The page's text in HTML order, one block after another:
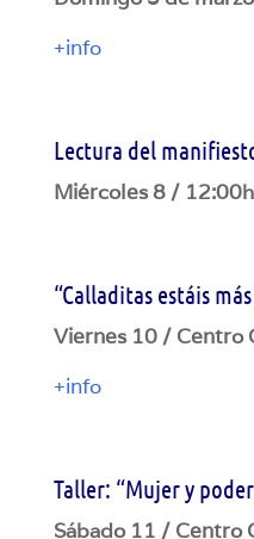
+info
Lectura del
Miércoles 8 /
“Calladitas estáis
Viernes 10 / Centro
+info
Taller: “Mujer y
Sábado 11 / Centro